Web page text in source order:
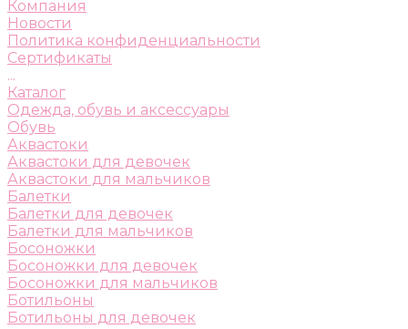
Компания
Новости
Политика конфиденциальности
Сертификаты
...
Каталог
Одежда, обувь и аксессуары
Обувь
Аквастоки
Аквастоки для девочек
Аквастоки для мальчиков
Балетки
Балетки для девочек
Балетки для мальчиков
Босоножки
Босоножки для девочек
Босоножки для мальчиков
Ботильоны
Ботильоны для девочек